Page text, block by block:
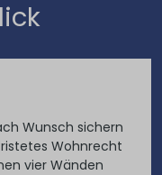
Wunsch sichern
Wohnrecht
vier Wänden